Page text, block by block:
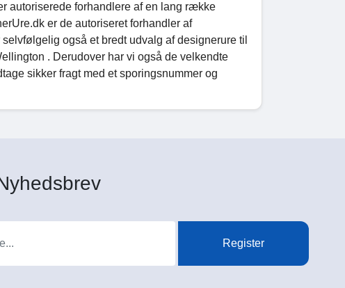
autoriserede forhandlere af en lang række
er de autoriseret forhandler af
også et bredt udvalg af designerure til
. Derudover har vi også de velkendte
sikker fragt med et sporingsnummer og
Register